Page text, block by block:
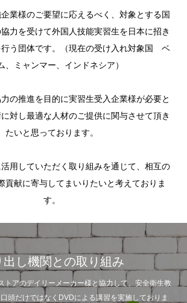
業様のご要望に応えるべく、対象とする国
力を受けて外国人技能実習生を日本に招き
行う団体です。（現在の受け入れ対象国 ベ
、ミャンマー、インドネシア）
の推進を目的に実習生受入企業様が必要と
対し最適な人材のご提供に関与させて頂き
たいと思っております。
用していただく取り組みを通じて、相互の
貢献に寄与してまいりたいと考えておりま
す。
出し機関との取り組み
トアのデイリーメーカー様と協力して、安全衛生教
頭だけではなくDVDによる講習を実施しておりま